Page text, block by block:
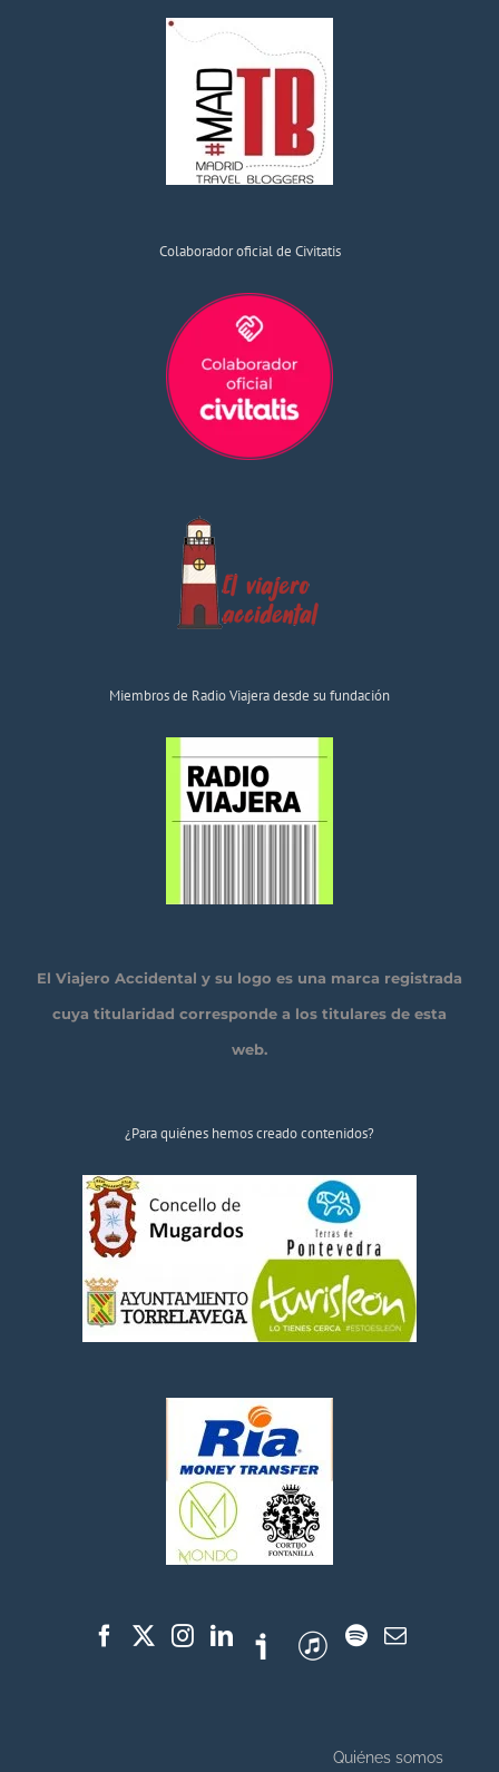
Colaborador oficial de Civitatis
Miembros de Radio Viajera desde su fundación
El Viajero Accidental y su logo es una marca registrada
cuya titularidad corresponde a los titulares de esta
web.
¿Para quiénes hemos creado contenidos?
Quiénes somos